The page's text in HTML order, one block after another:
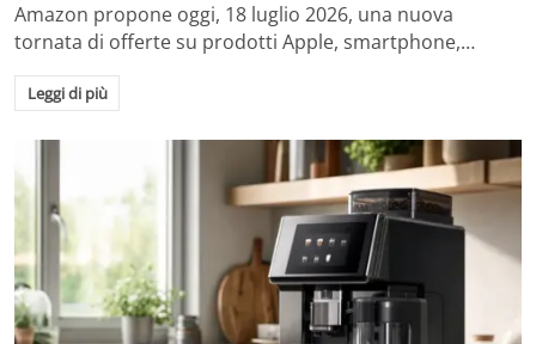
Amazon propone oggi, 18 luglio 2026, una nuova
tornata di offerte su prodotti Apple, smartphone,…
Leggi di più